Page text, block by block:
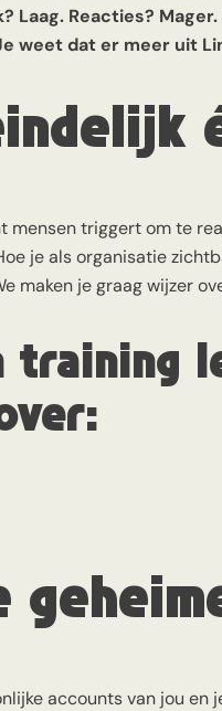
Reacties? Mager.
weet dat er meer uit
mensen triggert om te
je als organisatie
maken je graag wijzer
training
accounts van jou en